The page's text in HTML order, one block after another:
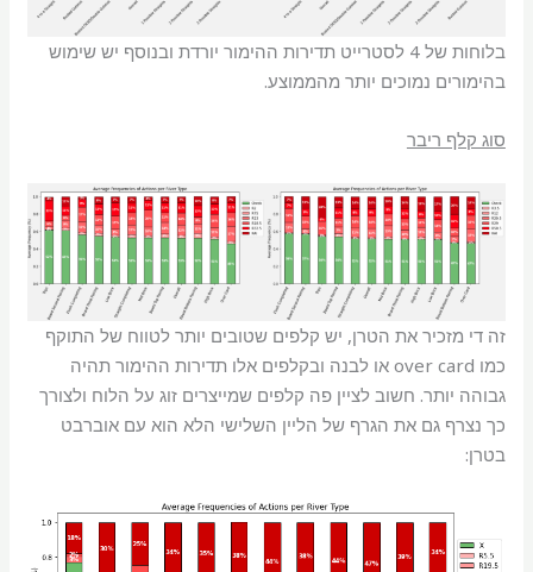
בלוחות של 4 לסטרייט תדירות ההימור יורדת ובנוסף יש שימוש
בהימורים נמוכים יותר מהממוצע.
סוג קלף ריבר
זה די מזכיר את הטרן, יש קלפים שטובים יותר לטווח של התוקף
כמו over card או לבנה ובקלפים אלו תדירות ההימור תהיה
גבוהה יותר. חשוב לציין פה קלפים שמייצרים זוג על הלוח ולצורך
כך נצרף גם את הגרף של הליין השלישי הלא הוא עם אוברבט
בטרן: